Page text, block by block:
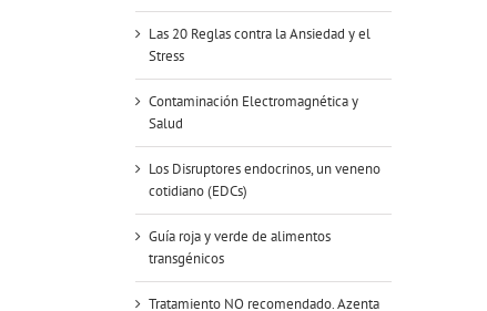
Las 20 Reglas contra la Ansiedad y el
Stress
Contaminación Electromagnética y
Salud
Los Disruptores endocrinos, un veneno
cotidiano (EDCs)
Guía roja y verde de alimentos
transgénicos
Tratamiento NO recomendado. Azenta